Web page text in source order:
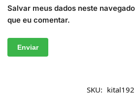
Salvar meus dados neste
que eu comentar.
SKU: kital192